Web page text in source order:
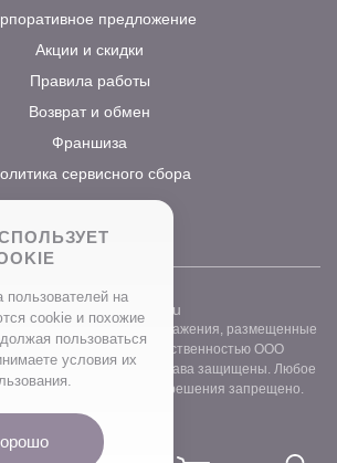
предложение
Акции и скидки
Правила работы
Возврат и обмен
Франшиза
сервисного сбора
www.prostocvet.ru
и графические изображения, размещенные
магазина, являются собственностью ООО
1157746211248. Все права защищены. Любое
без письменного разрешения запрещено.
пользователей на
сookie и похожие
пользоваться
условия их